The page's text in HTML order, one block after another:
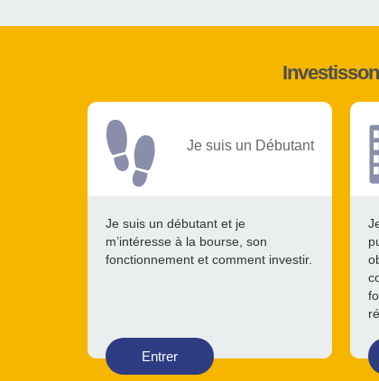
Je suis un Débutant
Je suis un débutant et je
m’intéresse à la bourse, son
fonctionnement et comment investir.
Entrer